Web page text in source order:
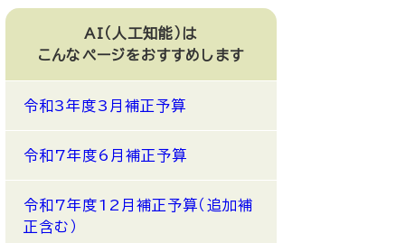
AI（人工知能）は
こんなページをおすすめします
令和3年度3月補正予算
令和7年度6月補正予算
令和7年度12月補正予算（追加補
正含む）